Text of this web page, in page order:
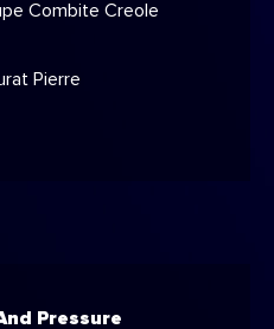
Combite Creole
Pierre
Pressure